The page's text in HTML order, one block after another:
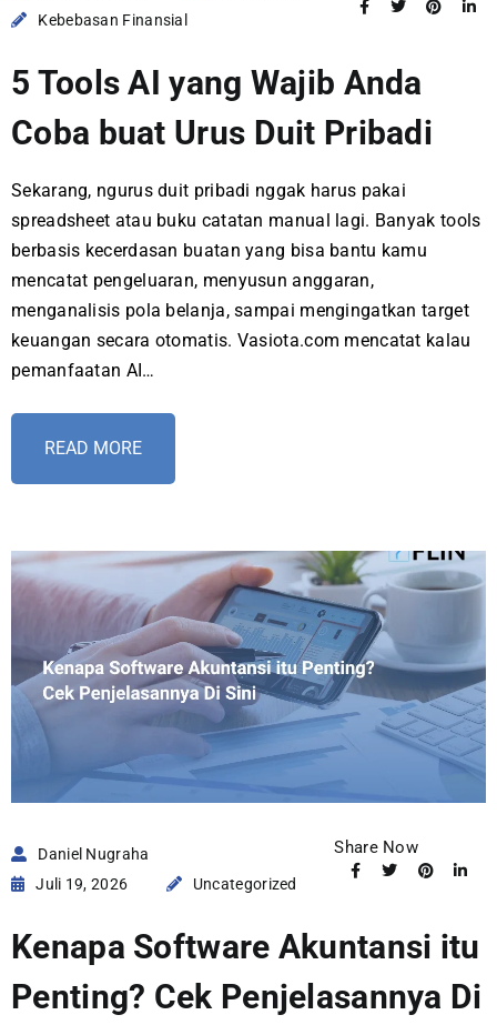
Kebebasan Finansial
5 Tools AI yang Wajib Anda
Coba buat Urus Duit Pribadi
Sekarang, ngurus duit pribadi nggak harus pakai
spreadsheet atau buku catatan manual lagi. Banyak tools
berbasis kecerdasan buatan yang bisa bantu kamu
mencatat pengeluaran, menyusun anggaran,
menganalisis pola belanja, sampai mengingatkan target
keuangan secara otomatis. Vasiota.com mencatat kalau
pemanfaatan AI…
READ MORE
Daniel Nugraha
Juli 19, 2026
Uncategorized
Share Now
Kenapa Software Akuntansi itu
Penting? Cek Penjelasannya Di